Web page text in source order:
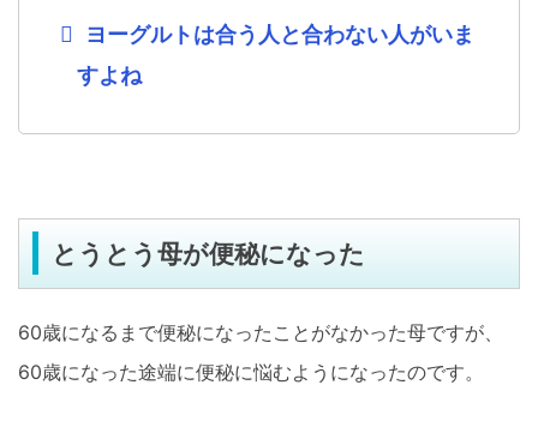
ヨーグルトは合う人と合わない人がいま
すよね
とうとう母が便秘になった
60歳になるまで便秘になったことがなかった母ですが、
60歳になった途端に便秘に悩むようになったのです。